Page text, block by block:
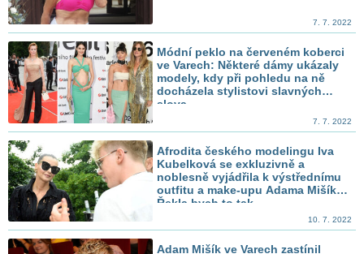
7. 7. 2022
Módní peklo na červeném koberci
ve Varech: Některé dámy ukázaly
modely, kdy při pohledu na ně
docházela stylistovi slavných
slova
7. 7. 2022
Afrodita českého modelingu Iva
Kubelková se exkluzivně a
noblesně vyjádřila k výstřednímu
outfitu a make-upu Adama Mišíka:
Řekla bych to tak...
10. 7. 2022
Adam Mišík ve Varech zastínil